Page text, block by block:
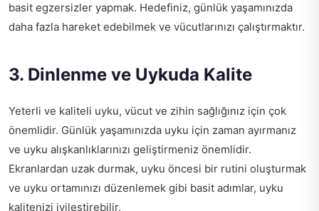
basit egzersizler yapmak. Hedefiniz, günlük yaşamınızda
daha fazla hareket edebilmek ve vücutlarınızı çalıştırmaktır.
3. Dinlenme ve Uykuda Kalite
Yeterli ve kaliteli uyku, vücut ve zihin sağlığınız için çok
önemlidir. Günlük yaşamınızda uyku için zaman ayırmanız
ve uyku alışkanlıklarınızı geliştirmeniz önemlidir.
Ekranlardan uzak durmak, uyku öncesi bir rutini oluşturmak
ve uyku ortamınızı düzenlemek gibi basit adımlar, uyku
kalitenizi iyileştirebilir.